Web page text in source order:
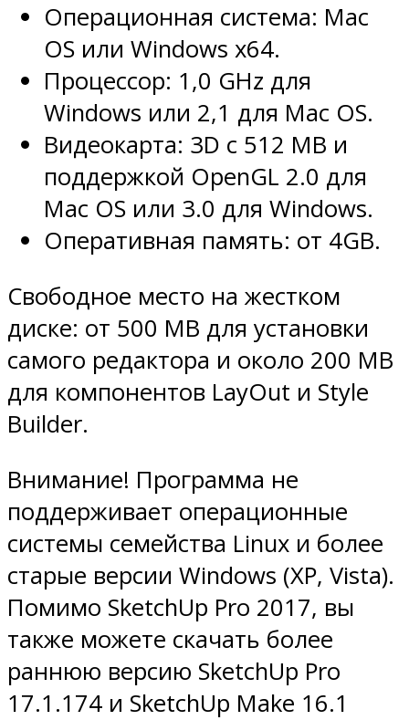
Операционная система: Mac
OS или Windows x64.
Процессор: 1,0 GHz для
Windows или 2,1 для Mac OS.
Видеокарта: 3D c 512 MB и
поддержкой OpenGL 2.0 для
Mac OS или 3.0 для Windows.
Оперативная память: от 4GB.
Свободное место на жестком
диске: от 500 MB для установки
самого редактора и около 200 MB
для компонентов LayOut и Style
Builder.
Внимание! Программа не
поддерживает операционные
системы семейства Linux и более
старые версии Windows (XP, Vista).
Помимо SketchUp Pro 2017, вы
также можете скачать более
раннюю версию SketchUp Pro
17.1.174 и SketchUp Make 16.1